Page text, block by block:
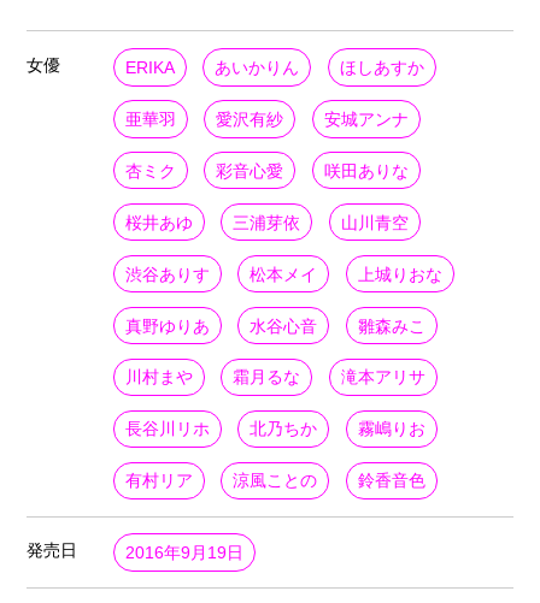
女優 ERIKA あいかりん ほしあすか
亜華羽 愛沢有紗 安城アンナ
杏ミク 彩音心愛 咲田ありな
桜井あゆ 三浦芽依 山川青空
渋谷ありす 松本メイ 上城りおな
真野ゆりあ 水谷心音 雛森みこ
川村まや 霜月るな 滝本アリサ
長谷川リホ 北乃ちか 霧嶋りお
有村リア 涼風ことの 鈴香音色
発売日 2016年9月19日